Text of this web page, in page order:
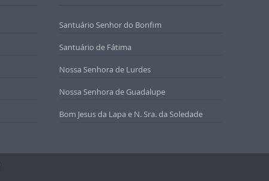
Santuário Senhor do Bonfim
Santuário de Fátima
Nossa Senhora de Lurdes
Nossa Senhora de Guadalupe
Bom Jesus da Lapa e N. Sra. da Soledade